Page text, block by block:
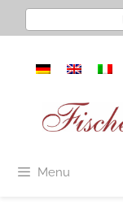
съдържанието
Menu